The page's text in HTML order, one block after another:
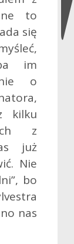
to
się
im
o
kilku
z
już
Nie
bo
nas
Ukryj